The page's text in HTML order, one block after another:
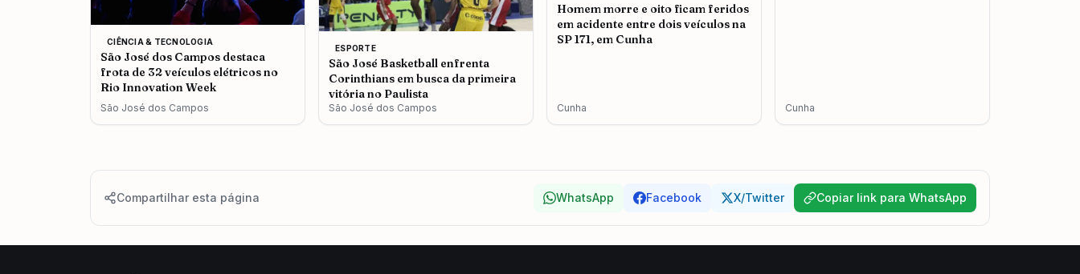
CIÊNCIA & TECNOLOGIA
São José dos Campos destaca
frota de 32 veículos elétricos no
Rio Innovation Week
São José dos Campos
ESPORTE
São José Basketball enfrenta
Corinthians em busca da primeira
vitória no Paulista
São José dos Campos
Homem morre e oito ficam feridos
em acidente entre dois veículos na
SP 171, em Cunha
Cunha Cunha
Compartilhar esta página WhatsApp Facebook X/Twitter Copiar link para WhatsApp